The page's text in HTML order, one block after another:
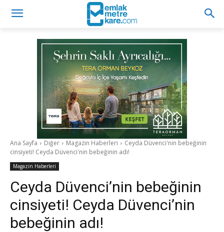
Ana Sayfa Diğer Magazin Haberleri
Ceyda Düvenci'nin bebeğinin
cinsiyeti! Ceyda Düvenci'nin bebeğinin adı!
Magazin Haberleri
Ceyda Düvenci’nin bebeğinin
cinsiyeti! Ceyda Düvenci’nin
bebeğinin adı!